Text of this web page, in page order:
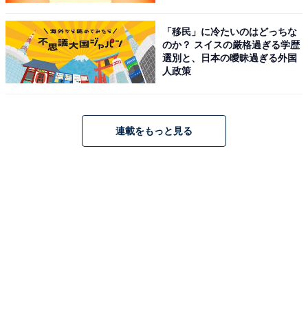
「移民」に冷たいのはどっちな
のか？ スイスの厳格過ぎる学歴
選別と、日本の曖昧過ぎる外国
人政策
連載をもっと見る